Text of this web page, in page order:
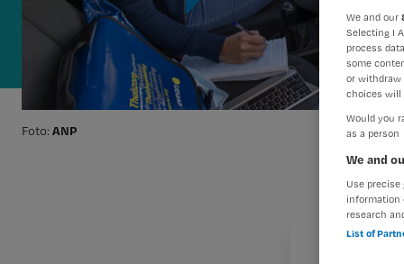
Foto: ANP
We and our
Selecting I
process
some
or withdraw
choices will
Would you
as a person
We and
Use
information
research
List of